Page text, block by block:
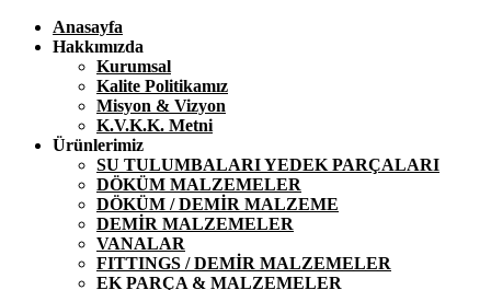
Anasayfa
Hakkımızda
Kurumsal
Kalite Politikamız
Misyon & Vizyon
K.V.K.K. Metni
Ürünlerimiz
SU TULUMBALARI YEDEK PARÇALARI
DÖKÜM MALZEMELER
DÖKÜM / DEMİR MALZEME
DEMİR MALZEMELER
VANALAR
FITTINGS / DEMİR MALZEMELER
EK PARÇA & MALZEMELER